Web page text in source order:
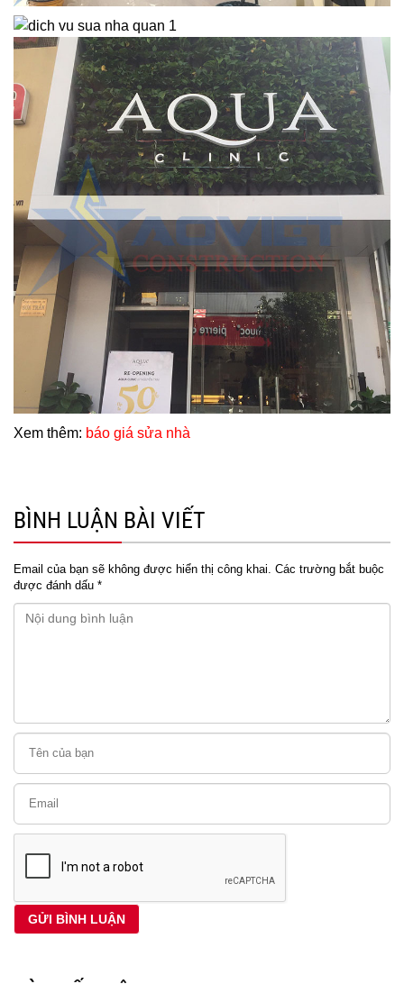
Xem thêm: báo giá sửa nhà
BÌNH LUẬN BÀI VIẾT
Email của bạn sẽ không được hiển thị công khai. Các trường bắt buộc
được đánh dấu *